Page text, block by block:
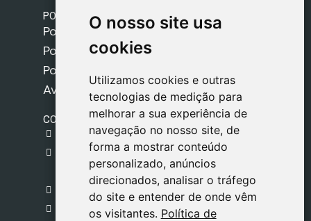
O nosso site usa
cookies
Utilizamos cookies e outras
tecnologias de medição para
melhorar a sua experiência de
navegação no nosso site, de
forma a mostrar conteúdo
personalizado, anúncios
direcionados, analisar o tráfego
do site e entender de onde vêm
os visitantes. Política de
O nosso site usa
cookies
Utilizamos cookies e outras
tecnologias de medição para
melhorar a sua experiência de
navegação no nosso site, de
forma a mostrar conteúdo
personalizado, anúncios
direcionados, analisar o tráfego
do site e entender de onde vêm
os visitantes. Política de
POLÍTICAS
Política de Envios
Política de Cookies
Política de Privacidade
Aviso Legal
CONTACTO
gestion@safeliz.com
C. del Pradillo, 6, 28770 Colmenar Viejo,
Madrid
+34 918 459 877
Segunda a Sexta